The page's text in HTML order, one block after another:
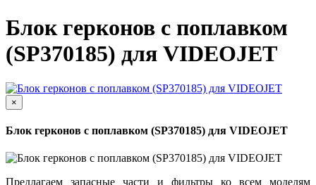
Блок герконов с поплавком
(SP370185) для VIDEOJET
×
Блок герконов с поплавком (SP370185) для VIDEOJET
Предлагаем запасные части и фильтры ко всем моделям